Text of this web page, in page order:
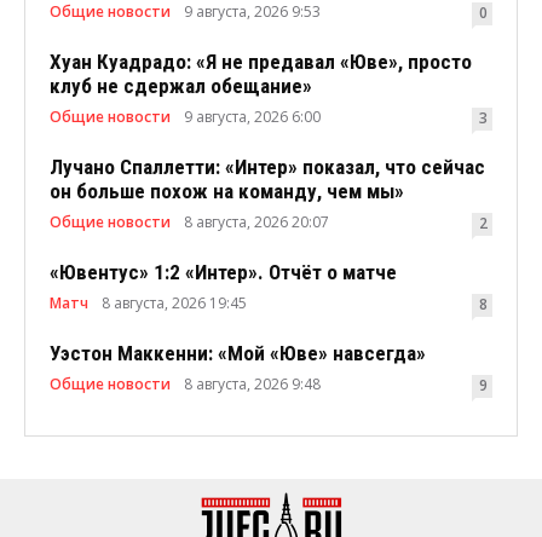
Общие новости 9 августа, 2026 9:53 0
Хуан Куадрадо: «Я не предавал «Юве», просто
клуб не сдержал обещание»
Общие новости 9 августа, 2026 6:00 3
Лучано Спаллетти: «Интер» показал, что сейчас
он больше похож на команду, чем мы»
Общие новости 8 августа, 2026 20:07 2
«Ювентус» 1:2 «Интер». Отчёт о матче
Матч 8 августа, 2026 19:45 8
Уэстон Маккенни: «Мой «Юве» навсегда»
Общие новости 8 августа, 2026 9:48 9